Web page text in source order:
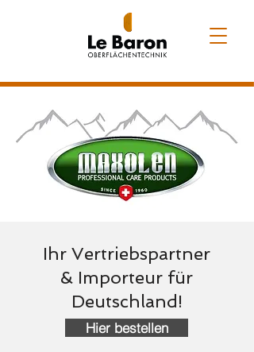
Ihr Vertriebspartner
& Importeur für
Deutschland!
Hier bestellen